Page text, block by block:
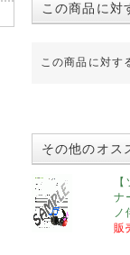
この商品に対
この商品に対す
その他のオス
ナ
ノ
販